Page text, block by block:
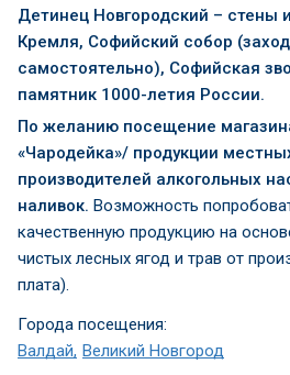
Детинец Новгородский – стены
Кремля, Софийский собор (заход
самостоятельно), Софийская
памятник 1000-летия России.
По желанию посещение
«Чародейка»/ продукции
производителей алкогольных
наливок. Возможность
качественную продукцию на
чистых лесных ягод и трав от
плата).
Города посещения:
Валдай Великий Новгород